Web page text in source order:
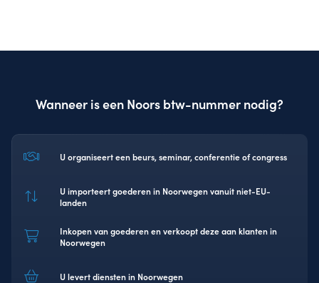
de juiste wegen in het belastingstelsel in Noorwegen. Door uw
zorgdragen voor uw Noorse btw-aangifte.
Laten we samenwerken
Wanneer is een Noors btw-nummer nodig?
U organiseert een beurs, seminar, conferentie of congress
U importeert goederen in Noorwegen vanuit niet-EU-
landen
Inkopen van goederen en verkoopt deze aan klanten in
Noorwegen
U levert diensten in Noorwegen